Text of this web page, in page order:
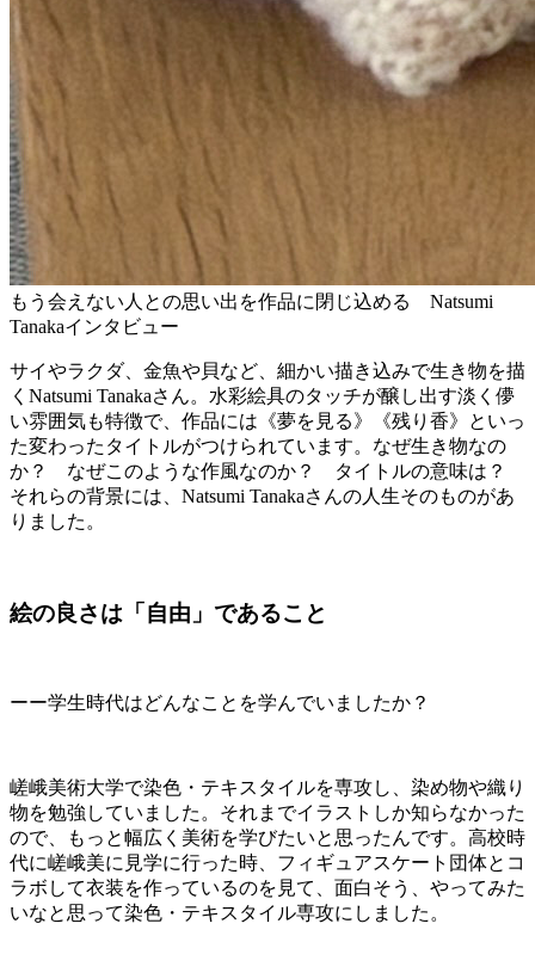
もう会えない人との思い出を作品に閉じ込める Natsumi
Tanakaインタビュー
サイやラクダ、金魚や貝など、細かい描き込みで生き物を描
くNatsumi Tanakaさん。水彩絵具のタッチが醸し出す淡く儚
い雰囲気も特徴で、作品には《夢を見る》《残り香》といっ
た変わったタイトルがつけられています。なぜ生き物なの
か？ なぜこのような作風なのか？ タイトルの意味は？
それらの背景には、Natsumi Tanakaさんの人生そのものがあ
りました。
絵の良さは「自由」であること
ーー学生時代はどんなことを学んでいましたか？
嵯峨美術大学で染色・テキスタイルを専攻し、染め物や織り
物を勉強していました。それまでイラストしか知らなかった
ので、もっと幅広く美術を学びたいと思ったんです。高校時
代に嵯峨美に見学に行った時、フィギュアスケート団体とコ
ラボして衣装を作っているのを見て、面白そう、やってみた
いなと思って染色・テキスタイル専攻にしました。